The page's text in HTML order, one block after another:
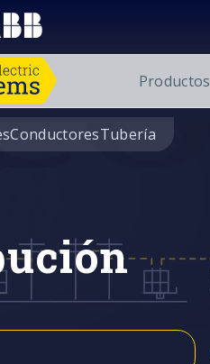
Productos
ConductoresTubería